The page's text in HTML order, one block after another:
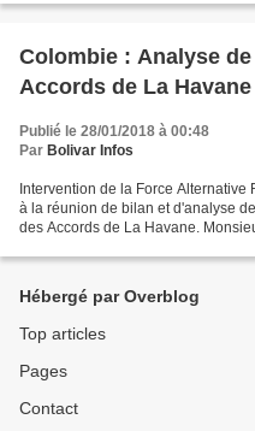
Colombie : Analyse
Accords de La
Publié le 28/01/2018 à 00:48
Par Bolivar Infos
Intervention de la Force
à la réunion de bilan et d'analyse
des Accords de La Havane.
Hébergé par Overblog
Top articles
Pages
Contact